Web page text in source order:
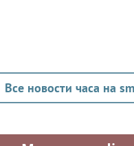
Все новости часа на